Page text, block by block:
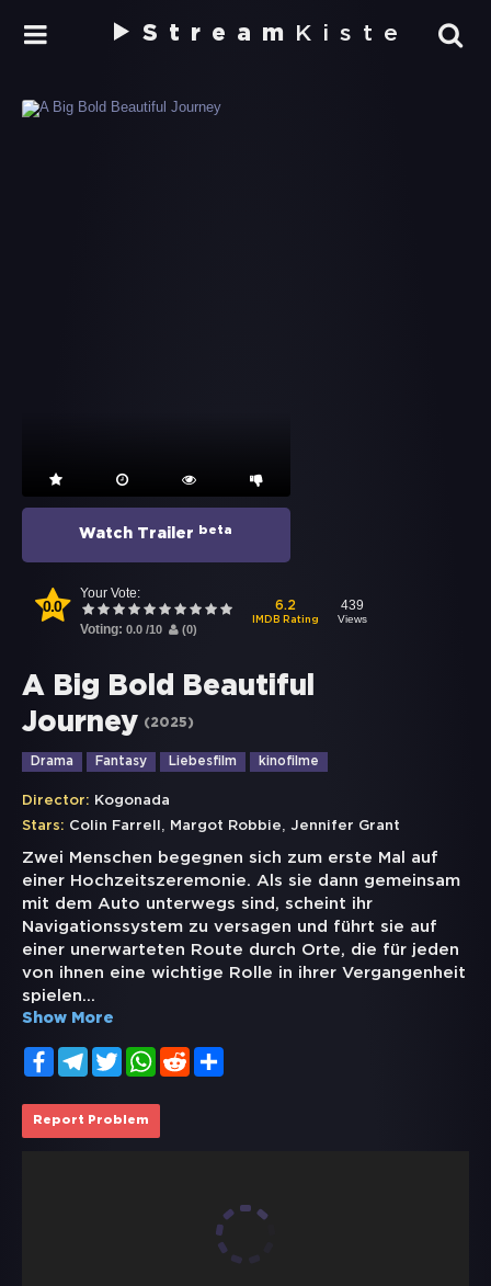
Stream Kiste
Watch Trailer beta
0.0
Your Vote:
Voting: 0.0 /10 (0)
6.2
IMDB Rating
439
Views
A Big Bold Beautiful
Journey (2025)
Drama Fantasy Liebesfilm kinofilme
Director: Kogonada
Stars: Colin Farrell , Margot Robbie, Jennifer Grant
Zwei Menschen begegnen sich zum erste Mal auf
einer Hochzeitszeremonie. Als sie dann gemeinsam
mit dem Auto unterwegs sind, scheint ihr
Navigationssystem zu versagen und führt sie auf
einer unerwarteten Route durch Orte, die für jeden
von ihnen eine wichtige Rolle in ihrer Vergangenheit
spielen...
Show More
FacebookTelegramTwitterWhatsApp
Reddit
Report Problem